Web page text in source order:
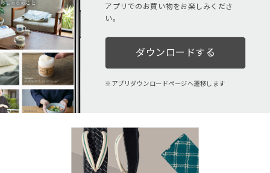
アプリでのお買い物をお楽しみくださ
い。
ダウンロードする
アプリダウンロードページへ遷移します